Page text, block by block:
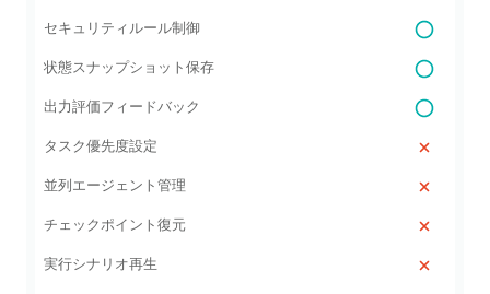
セキュリティルール制御
状態スナップショット保存
出力評価フィードバック
タスク優先度設定
並列エージェント管理
チェックポイント復元
実行シナリオ再生